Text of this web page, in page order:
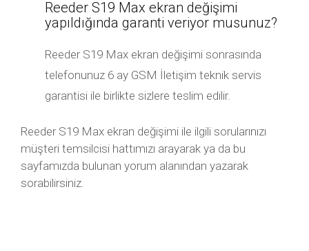
Reeder S19 Max ekran değişimi
yapıldığında garanti veriyor musunuz?
Reeder S19 Max ekran değişimi sonrasında
telefonunuz 6 ay GSM İletişim teknik servis
garantisi ile birlikte sizlere teslim edilir.
Reeder S19 Max ekran değişimi ile ilgili sorularınızı
müşteri temsilcisi hattımızı arayarak ya da bu
sayfamızda bulunan yorum alanından yazarak
sorabilirsiniz.